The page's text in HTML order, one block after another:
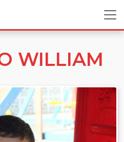
WILLIAM